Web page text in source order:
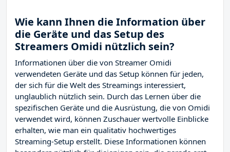
Wie kann Ihnen die Information über
die Geräte und das Setup des
Streamers Omidi nützlich sein?
Informationen über die von Streamer Omidi
verwendeten Geräte und das Setup können für jeden,
der sich für die Welt des Streamings interessiert,
unglaublich nützlich sein. Durch das Lernen über die
spezifischen Geräte und die Ausrüstung, die von Omidi
verwendet wird, können Zuschauer wertvolle Einblicke
erhalten, wie man ein qualitativ hochwertiges
Streaming-Setup erstellt. Diese Informationen können